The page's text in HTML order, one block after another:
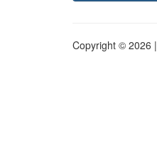
Copyright © 2026 |